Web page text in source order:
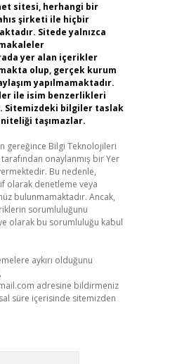
sitesi, herhangi bir
şirketi ile hiçbir
Sitede yalnızca
makaleler
yer alan içerikler
olup, gerçek kurum
yapılmamaktadır.
ile isim benzerlikleri
Sitemizdeki bilgiler taslak
taşımazlar.
gereğince Bilgi Teknolojileri
onaylanmış bir Yer
Bu nedenle,
olarak denetleme veya
bulunmamaktadır. Ancak,
sorumluluğunu
olarak bu sorumluluğu kabul
aykırı olduğunu
adresine bildirmeniz
süre içerisinde sitemizden